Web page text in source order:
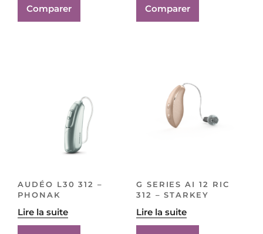
Comparer Comparer
AUDÉO L30 312 –
PHONAK
Lire la suite
G SERIES AI 12 RIC
312 – STARKEY
Lire la suite